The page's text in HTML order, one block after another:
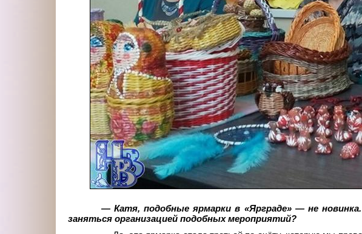
— Катя, подобные ярмарки в «Ярграде» — не
заняться организацией подобных мероприятий?